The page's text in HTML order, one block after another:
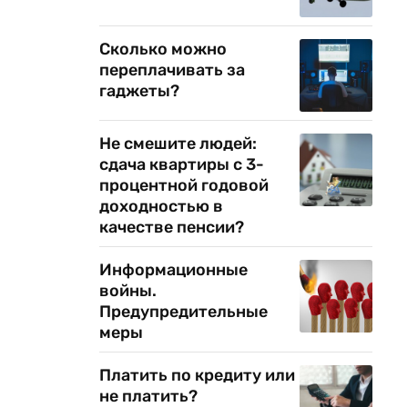
Сколько можно
переплачивать за
гаджеты?
Не смешите людей:
сдача квартиры с 3-
процентной годовой
доходностью в
качестве пенсии?
Информационные
войны.
Предупредительные
меры
Платить по кредиту или
не платить?